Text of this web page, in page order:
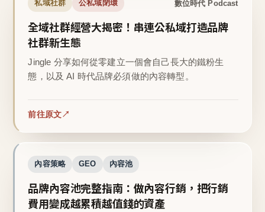
私域社群 公私域閉環 數位時代 Podcast
全域社群經營大揭密！串連公私域打造品牌
社群新生態
Jingle 分享如何從零建立一個會自己長大的鐵粉生
態，以及 AI 時代品牌必須做的內容轉型。
前往原文
內容策略 GEO 內容池
品牌內容池完整指南：做內容行銷，把行銷
費用變成越累積越值錢的資產